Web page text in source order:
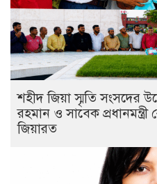
শহীদ জিয়া স্মৃতি সংসদের
রহমান ও সাবেক
জিয়ারত